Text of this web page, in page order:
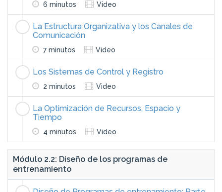
6 minutos Video
La Estructura Organizativa y los Canales de
Comunicación
7 minutos Video
Los Sistemas de Control y Registro
2 minutos Video
La Optimización de Recursos, Espacio y
Tiempo
4 minutos Video
Módulo 2.2: Diseño de los programas de
entrenamiento